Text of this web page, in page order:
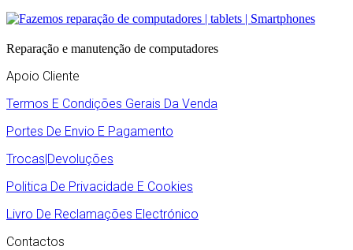
Reparação e manutenção de computadores
Apoio Cliente
Termos E Condições Gerais Da Venda
Portes De Envio E Pagamento
Trocas|Devoluções
Politica De Privacidade E Cookies
Livro De Reclamações Electrónico
Contactos